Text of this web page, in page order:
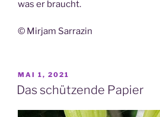
was er braucht.
© Mirjam Sarrazin
VERÖFFENTLICHT
AM
MAI 1, 2021
Das schützende Papier